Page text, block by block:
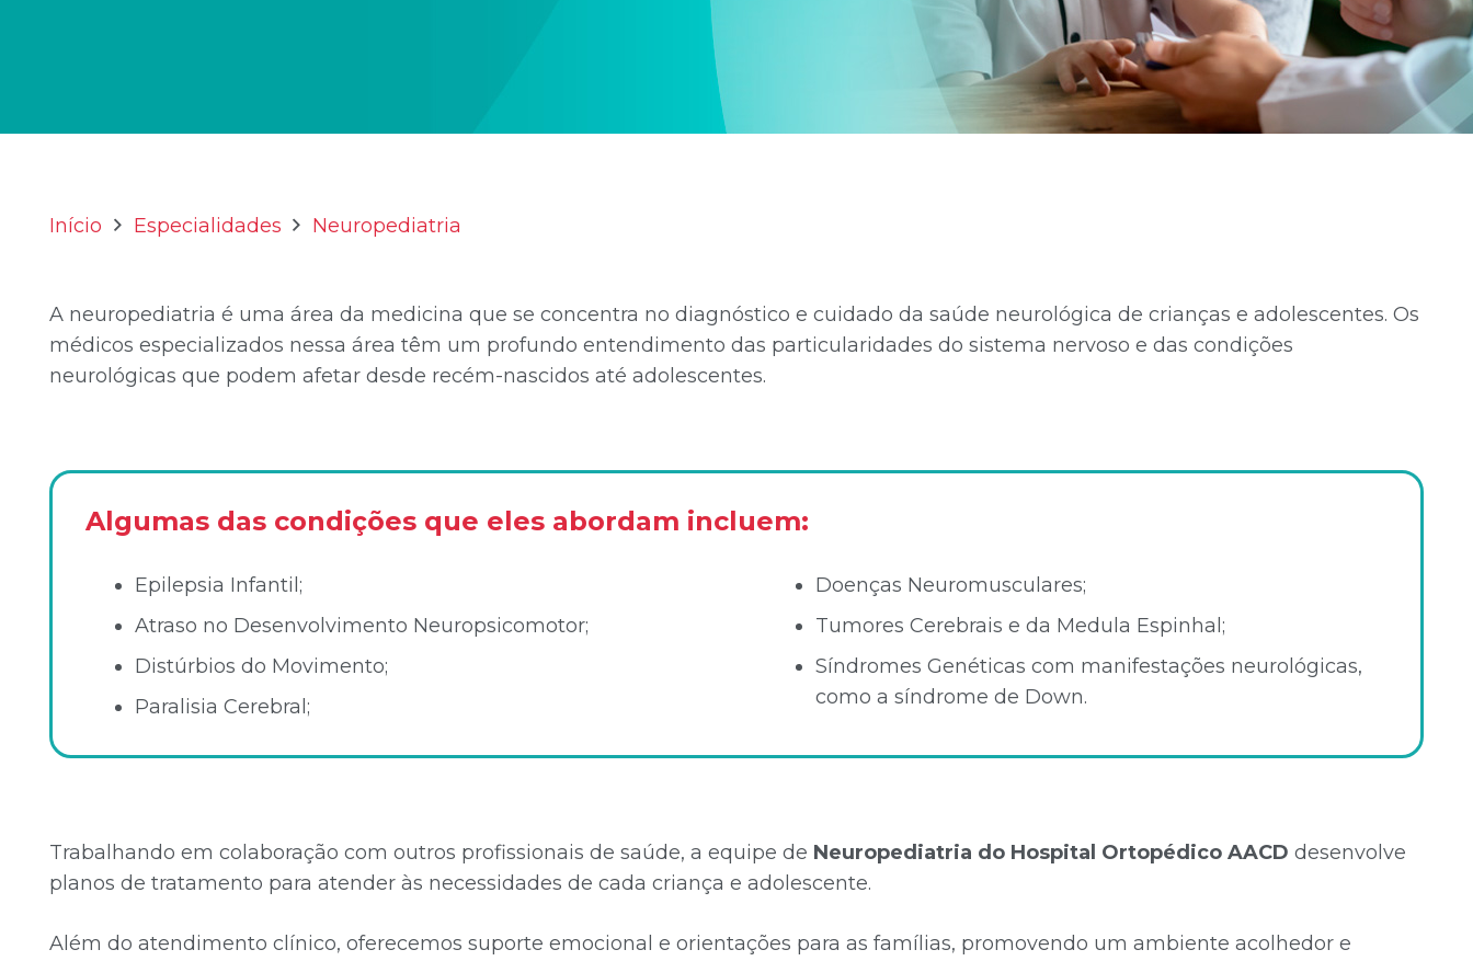
Início Especialidades Neuropediatria
A neuropediatria é uma área da medicina que se concentra no diagnóstico e cuidado da saúde neurológica de crianças e adolescentes. Os
médicos especializados nessa área têm um profundo entendimento das particularidades do sistema nervoso e das condições
neurológicas que podem afetar desde recém-nascidos até adolescentes.
Algumas das condições que eles abordam incluem:
Epilepsia Infantil;
Atraso no Desenvolvimento Neuropsicomotor;
Distúrbios do Movimento;
Paralisia Cerebral;
Doenças Neuromusculares;
Tumores Cerebrais e da Medula Espinhal;
Síndromes Genéticas com manifestações neurológicas,
como a síndrome de Down.
Trabalhando em colaboração com outros profissionais de saúde, a equipe de Neuropediatria do Hospital Ortopédico AACD desenvolve
planos de tratamento para atender às necessidades de cada criança e adolescente.
Além do atendimento clínico, oferecemos suporte emocional e orientações para as famílias, promovendo um ambiente acolhedor e